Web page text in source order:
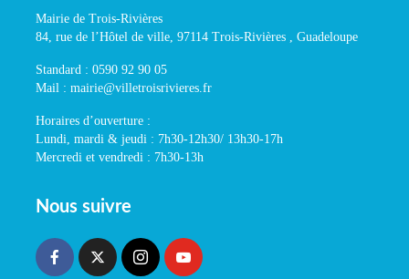
Mairie de Trois-Rivières
84, rue de l’Hôtel de ville, 97114 Trois-Rivières , Guadeloupe
Standard : 0590 92 90 05
Mail : mairie@villetroisrivieres.fr
Horaires d’ouverture :
Lundi, mardi & jeudi : 7h30-12h30/ 13h30-17h
Mercredi et vendredi : 7h30-13h
Nous suivre